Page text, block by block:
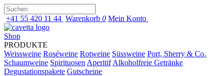
+41 55 420 11 44 Warenkorb 0 Mein Konto
Shop
PRODUKTE
Weissweine Roséweine Rotweine Süssweine Port, Sherry & Co.
Schaumweine Spirituosen Aperitif Alkoholfreie Getränke
Degustationspakete Gutscheine